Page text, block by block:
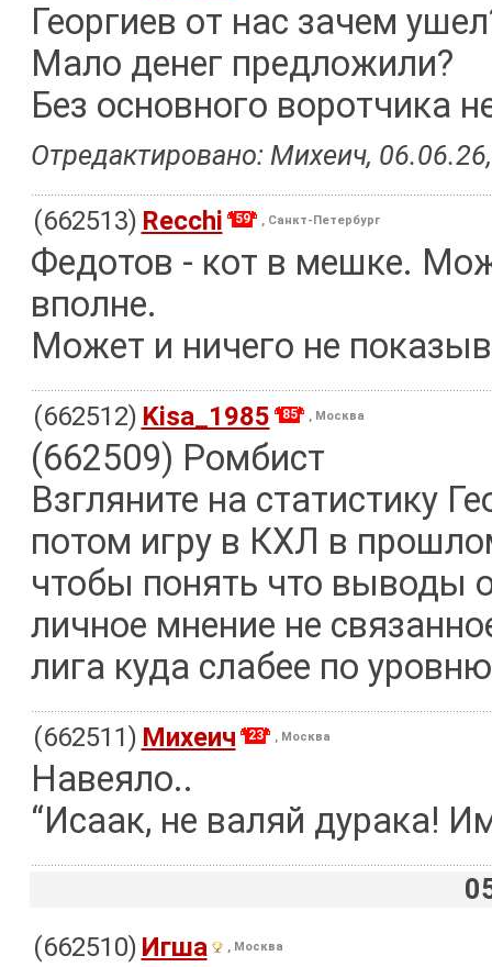
Георгиев от нас зачем
Мало денег предложили?
Без основного воротчика
Отредактировано: Михеич,
(662513) Recchi 59 , Санкт-Петербург
Федотов - кот в мешке.
вполне.
Может и ничего не
(662512) Kisa_1985 85 , Москва
(662509) Ромбист
Взгляните на статистику
потом игру в КХЛ в
чтобы понять что выводы
личное мнение не
лига куда слабее по
(662511) Михеич 23 , Москва
Навеяло..
“Исаак, не валяй дурака!
(662510) Игша , Москва